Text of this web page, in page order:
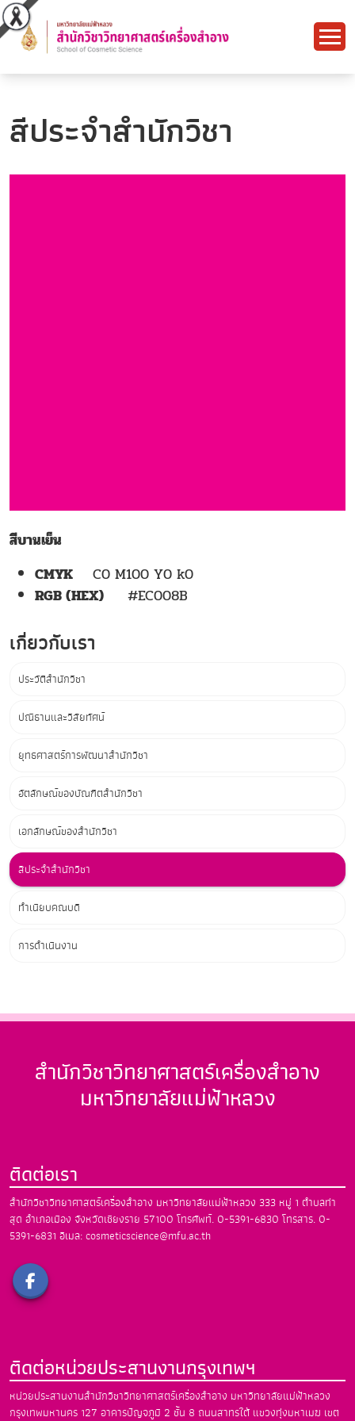
สีประจำสำนักวิชา
สีบานเย็น
CMYK C0 M100 Y0 k0
RGB (HEX) #EC008B
เกี่ยวกับเรา
ประวัติสำนักวิชา
ปณิธานและวิสัยทัศน์
ยุทธศาสตร์การพัฒนาสำนักวิชา
อัตลักษณ์ของบัณฑิตสำนักวิชา
เอกลักษณ์ของสำนักวิชา
สีประจำสำนักวิชา
ทำเนียบคณบดี
การดำเนินงาน
สำนักวิชาวิทยาศาสตร์เครื่องสำอาง
มหาวิทยาลัยแม่ฟ้าหลวง
ติดต่อเรา
สำนักวิชาวิทยาศาสตร์เครื่องสำอาง มหาวิทยาลัยแม่ฟ้าหลวง 333 หมู่ 1 ตำบลท่า
สุด อำเภอเมือง จังหวัดเชียงราย 57100 โทรศัพท์. 0-5391-6830 โทรสาร. 0-
5391-6831 อีเมล: cosmeticscience@mfu.ac.th
ติดต่อหน่วยประสานงานกรุงเทพฯ
หน่วยประสานงานสำนักวิชาวิทยาศาสตร์เครื่องสำอาง มหาวิทยาลัยแม่ฟ้าหลวง
กรุงเทพมหานคร 127 อาคารปัญจภูมิ 2 ชั้น 8 ถนนสาทรใต้ แขวงทุ่งมหาเมฆ เขต